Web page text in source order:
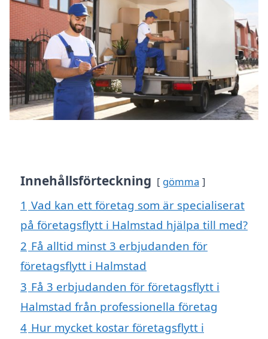
Innehållsförteckning gömma
1 Vad kan ett företag som är specialiserat
på företagsflytt i Halmstad hjälpa till med?
2 Få alltid minst 3 erbjudanden för
företagsflytt i Halmstad
3 Få 3 erbjudanden för företagsflytt i
Halmstad från professionella företag
4 Hur mycket kostar företagsflytt i